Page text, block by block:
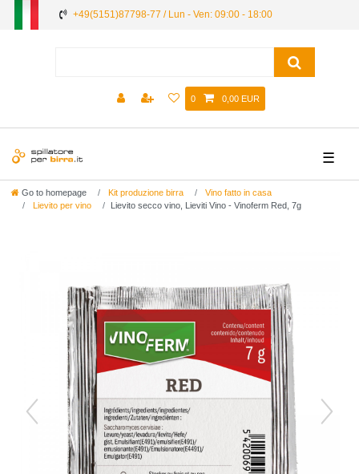
+49(5151)87798-77 / Lun - Ven: 09:00 - 18:00
0 0,00 EUR
☰
Go to homepage Kit produzione birra
Vino fatto in casa
Lievito per vino
Lievito secco vino, Lieviti Vino - Vinoferm Red, 7g